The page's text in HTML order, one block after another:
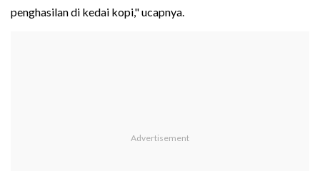
penghasilan di kedai kopi," ucapnya.